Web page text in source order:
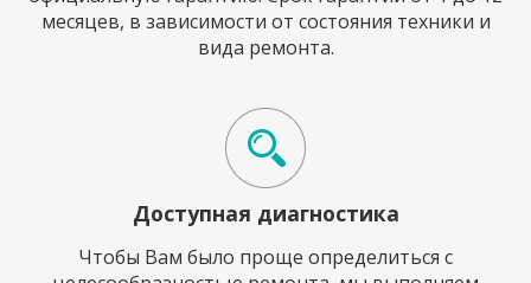
месяцев, в зависимости от состояния техники и
вида ремонта.
Доступная диагностика
Чтобы Вам было проще определиться с